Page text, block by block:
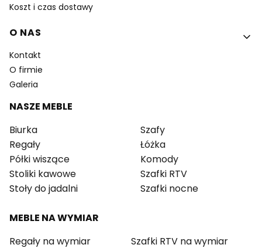
Koszt i czas dostawy
O NAS
Kontakt
O firmie
Galeria
NASZE MEBLE
Biurka
Regały
Półki wiszące
Stoliki kawowe
Stoły do jadalni
Szafy
Łóżka
Komody
Szafki RTV
Szafki nocne
MEBLE NA WYMIAR
Regały na wymiar
Szafki RTV na wymiar